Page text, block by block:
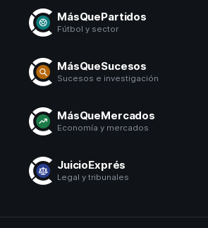
MásQuePartidos
Fútbol y sector
MásQueSucesos
Sucesos e investigación
MásQueMercados
Economía y mercados
JuicioExprés
Legal y tribunales